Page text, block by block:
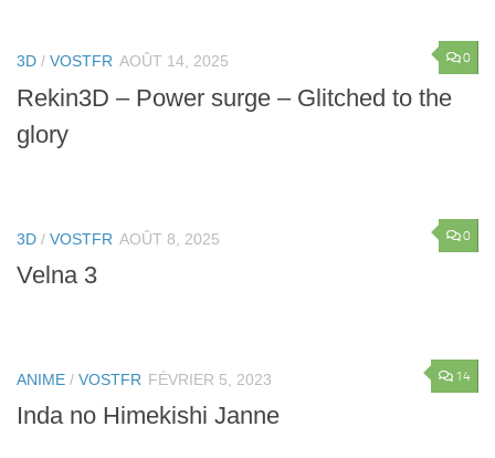
0
3D / VOSTFR AOÛT 14, 2025
Rekin3D – Power surge – Glitched to the
glory
0
3D / VOSTFR AOÛT 8, 2025
Velna 3
14
ANIME / VOSTFR FÉVRIER 5, 2023
Inda no Himekishi Janne